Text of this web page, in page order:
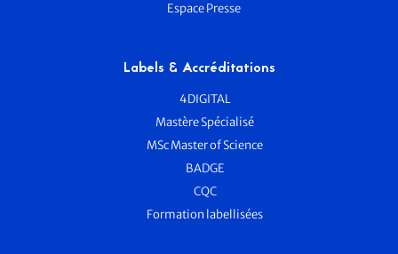
Espace Presse
Labels & Accréditations
4DIGITAL
Mastère Spécialisé
MSc Master of Science
BADGE
CQC
Formation labellisées